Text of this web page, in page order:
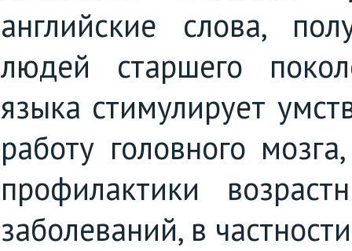
английские слова,
людей старшего
языка стимулирует
работу головного
профилактики
заболеваний, в